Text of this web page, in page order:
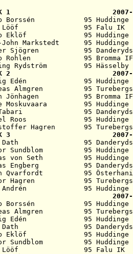
1
Borssén            95 Huddinge
Lööf                95 Falu IK
Eklöf              95 Huddinge
John Markstedt      95 Huddinge
Sjögren           95
Rohlen             95 Bromma
Rydström         95 Hässelby
2
Edén              95 Huddinge
Almgren          95
Jönhagen           95 Bromma
Moskuvaara         95 Huddinge
95
Roos              95 Huddinge
Hagren       95
3
Dath                95
Sundblom          95 Huddinge
von Seth          95 Huddinge
Engberg           95
Qvarfordt          95
Hagren            95
Andrén              95 Huddinge
Borssén            95 Huddinge
Almgren          95
Edén              95 Huddinge
Dath                95
Eklöf              95 Huddinge
Sundblom          95 Huddinge
Lööf                95 Falu IK